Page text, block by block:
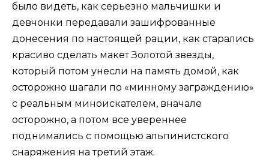
было видеть, как серьезно мальчишки и
девчонки передавали зашифрованные
донесения по настоящей рации, как старались
красиво сделать макет Золотой звезды,
который потом унесли на память домой, как
осторожно шагали по «минному заграждению»
с реальным миноискателем, вначале
осторожно, а потом все увереннее
поднимались с помощью альпинистского
снаряжения на третий этаж.